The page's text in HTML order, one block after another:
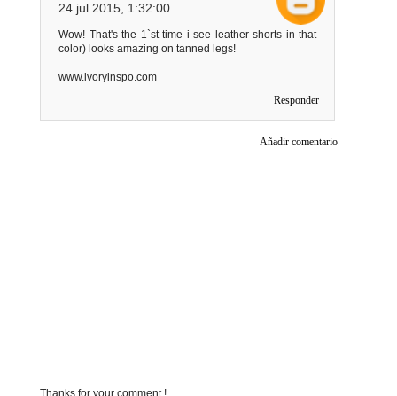
24 jul 2015, 1:32:00
Wow! That's the 1`st time i see leather shorts in that
color) looks amazing on tanned legs!
www.ivoryinspo.com
Responder
Añadir comentario
Thanks for your comment !